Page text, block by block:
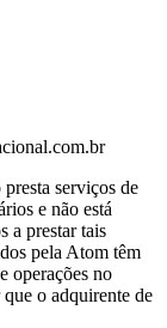
serviços de
e não está
a prestar tais
pela Atom têm
operações no
o adquirente de